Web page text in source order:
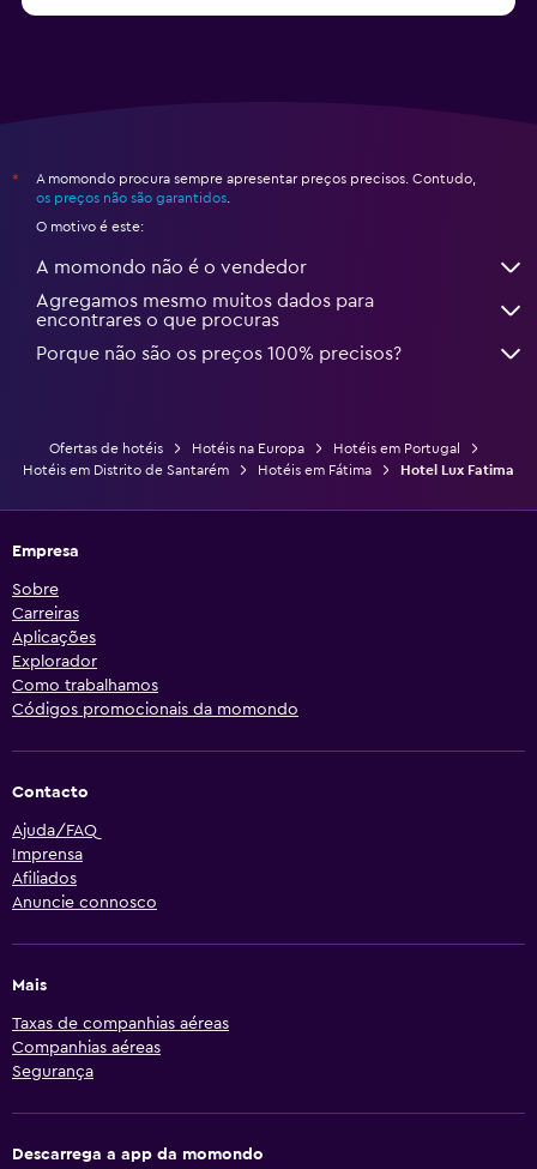
*
A momondo procura sempre apresentar preços precisos. Contudo,
os preços não são garantidos
O motivo é este:
A momondo não é o vendedor
Agregamos mesmo muitos dados para
encontrares o que procuras
Porque não são os preços 100% precisos?
Ofertas de hotéis Hotéis na Europa
Hotéis em Portugal
Hotéis em Distrito de Santarém
Hotéis em Fátima Hotel Lux Fatima
Empresa
Sobre
Carreiras
Aplicações
Explorador
Como trabalhamos
Códigos promocionais da momondo
Contacto
Ajuda/FAQ
Imprensa
Afiliados
Anuncie connosco
Mais
Taxas de companhias aéreas
Companhias aéreas
Segurança
Descarrega a app da momondo